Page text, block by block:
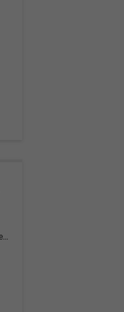
Doppelkupplungsgetriebe (DSG)